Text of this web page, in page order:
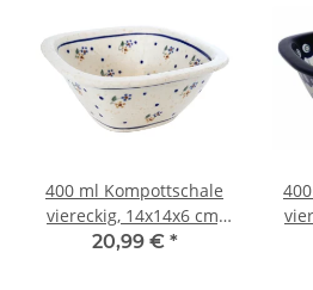
400 ml Kompottschale
viereckig, 14x14x6 cm,
Dekor 111
20,99 € *